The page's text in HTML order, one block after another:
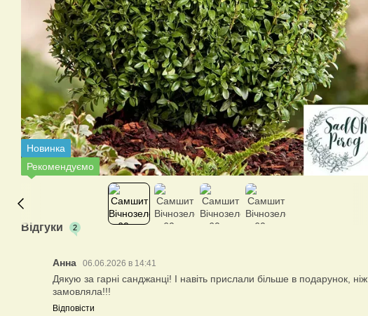
Новинка
Рекомендуємо
Відгуки 2
Анна 06.06.2026 в 14:41
Дякую за гарні санджанці! І навіть прислали більше в подарунок, ніж
замовляла!!!
Відповісти